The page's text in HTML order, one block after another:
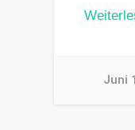
Juni